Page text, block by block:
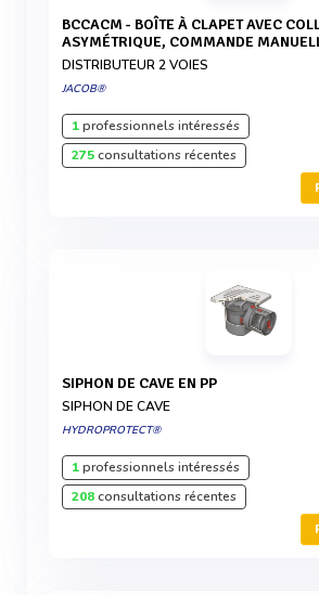
BCCACM - BOÎTE À CLAPET AVEC COLLET,
ASYMÉTRIQUE, COMMANDE
DISTRIBUTEUR 2 VOIES
JACOB®
1professionnels intéressés
275consultations récentes
SIPHON DE CAVE EN PP
SIPHON DE CAVE
HYDROPROTECT®
1professionnels intéressés
208consultations récentes